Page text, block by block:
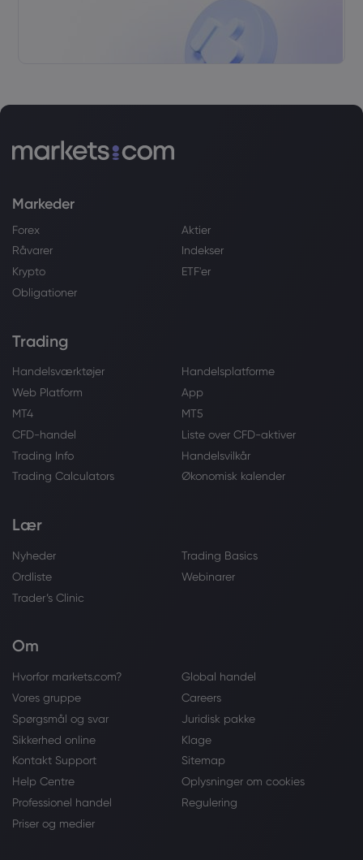
Markeder
Forex
Aktier
Råvarer
Indekser
Krypto
ETF'er
Obligationer
Trading
Handelsværktøjer
Handelsplatforme
Web Platform
App
MT4
MT5
CFD-handel
Liste over CFD-aktiver
Trading Info
Handelsvilkår
Trading Calculators
Økonomisk kalender
Lær
Nyheder
Trading Basics
Ordliste
Webinarer
Trader’s Clinic
Om
Hvorfor markets.com?
Global handel
Vores gruppe
Careers
Spørgsmål og svar
Juridisk pakke
Sikkerhed online
Klage
Kontakt Support
Sitemap
Help Centre
Oplysninger om cookies
Professionel handel
Regulering
Priser og medier